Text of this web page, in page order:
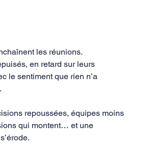
les réunions.
en retard sur leurs
le sentiment que rien n’a
repoussées, équipes moins
qui montent… et une